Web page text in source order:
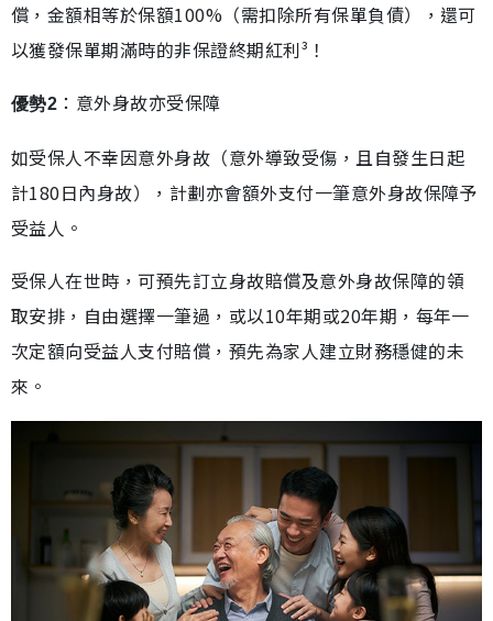
償，金額相等於保額100%（需扣除所有保單負債），還可
以獲發保單期滿時的非保證終期紅利³！
優勢2 ：意外身故亦受保障
如受保人不幸因意外身故（意外導致受傷，且自發生日起
計180日內身故），計劃亦會額外支付一筆意外身故保障予
受益人。
受保人在世時，可預先訂立身故賠償及意外身故保障的領
取安排，自由選擇一筆過，或以10年期或20年期，每年一
次定額向受益人支付賠償，預先為家人建立財務穩健的未
來。